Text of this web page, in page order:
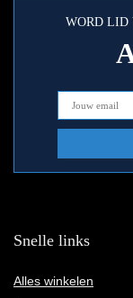
WORD LID
Snelle links
Alles winkelen